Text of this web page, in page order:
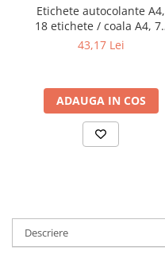
Etichete autocolante A4,
18 etichete / coala A4, 70
x 48 mm
43,17 Lei
ADAUGA IN COS
Descriere